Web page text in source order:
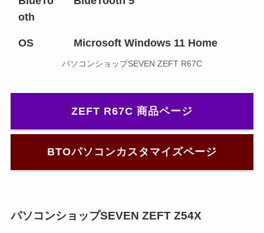
oth
OS Microsoft Windows 11 Home
パソコンショップSEVEN ZEFT R67C
ZEFT R67C 商品ページ
BTOパソコンカスタマイズページ
パソコンショップSEVEN ZEFT Z54X